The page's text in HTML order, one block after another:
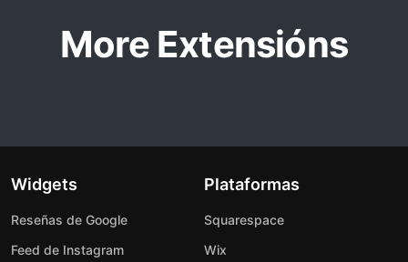
More Extensións
Widgets
Reseñas de Google
Feed de Instagram
Plataformas
Squarespace
Wix